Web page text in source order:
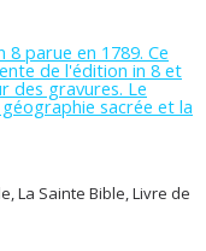
parue en 1789. Ce
de l'édition in 8 et
des gravures. Le
sacrée et la
,La Sainte Bible,Livre de